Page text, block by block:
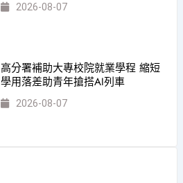
2026-08-07
高分署補助大專校院就業學程 縮短
學用落差助青年搶搭AI列車
2026-08-07